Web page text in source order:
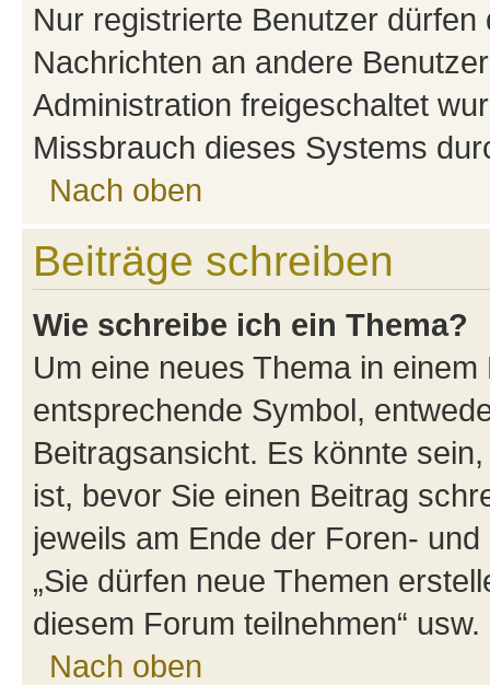
Nur registrierte Benutzer
Nachrichten an andere
Administration freigeschaltet
Missbrauch dieses Systems
Nach oben
Beiträge schreiben
Wie schreibe ich ein Thema?
Um eine neues Thema in
entsprechende Symbol,
Beitragsansicht. Es könnte
ist, bevor Sie einen Beitrag
jeweils am Ende der Foren-
„Sie dürfen neue Themen
diesem Forum teilnehmen“ usw.
Nach oben